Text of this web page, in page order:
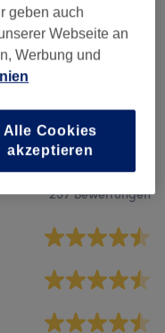
ab 15 €
237 Bewertungen
geben auch
Webseite an
Werbung und
Alle Cookies
akzeptieren